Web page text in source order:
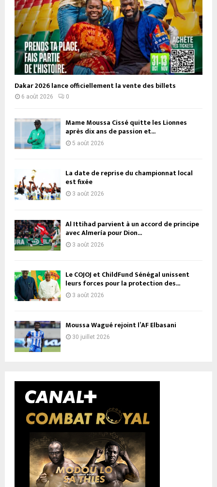
Dakar 2026 lance officiellement la vente des billets
6 août 2026 0
Mame Moussa Cissé quitte les Lionnes
après dix ans de passion et...
5 août 2026
La date de reprise du championnat local
est fixée
3 août 2026
Al Ittihad parvient à un accord de principe
avec Almería pour Dion...
3 août 2026
Le COJOJ et ChildFund Sénégal unissent
leurs forces pour la protection des...
3 août 2026
Moussa Wagué rejoint l’AF Elbasani
30 juillet 2026